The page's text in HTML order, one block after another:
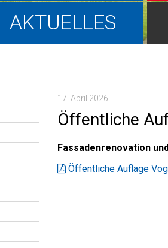
AKTUELLES
17. April 2026
Öffentliche
Fassadenrenovation
Öffentliche Auflage